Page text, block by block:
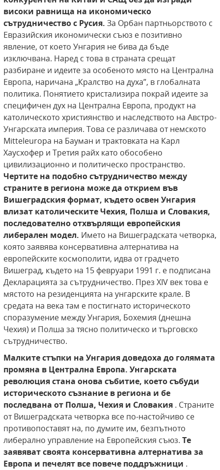
високи равнища на икономическо
сътрудничество с Русия. За Орбан партньорството с
Евразийския икономически съюз е позитивно
явление, от което Унгария не бива да бъде
изключвана. Наред с това в страната срещат
разбиране и идеите за особеното място на Централна
Европа, наричана „Кралство на духа”, в глобалната
политика. Понятието кристализира покрай идеите за
специфичен дух на Централна Европа, продукт на
католическото християнство и наследството на Австро-
Унгарската империя. Това се различава от немското
Mitteleuropa на Бауман и трактовката на Карл
Хаусхофер и Третия райх като обособено
цивилизационно и политическо пространство.
Чертите на подобно сътрудничество между
страните в региона може да открием във
Вишеградския формат, където освен Унгария
влизат католическите Чехия, Полша и Словакия,
последователно отхвърлящи европейския
либерален модел. Името на Вишеградската четворка,
която заявява консервативна алтернатива на
европейските космополити, идва от градчето
Вишеград, където на 15 февруари 1991 г. е подписана
Декларацията за сътрудничество. През XIV век това е
мястото на резиденцията на унгарските крале. В
средата на века там е постигнато историческото
споразумение между Унгария, Бохемия (днешна
Чехия) и Полша за тясно политическо и търговско
сътрудничество.
Малките стъпки на Унгария доведоха до голямата
промяна в Централна Европа. Унгарската
революция стана онова събитие, което събуди
историческото съзнание в региона и бе
последвана от Полша, Чехия и Словакия . Страните
от Вишеградската четворка все по-настойчиво се
противопоставят на, по думите им, безпътното
либерално управление на Европейския съюз. Те
заявяват своята консервативна алтернатива за
Европа и печелят все повече поддръжници .